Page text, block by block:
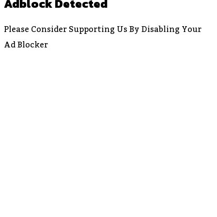
Adblock Detected
Please Consider Supporting Us By Disabling Your
Ad Blocker